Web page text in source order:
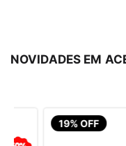
NOVIDADES EM
19% OFF